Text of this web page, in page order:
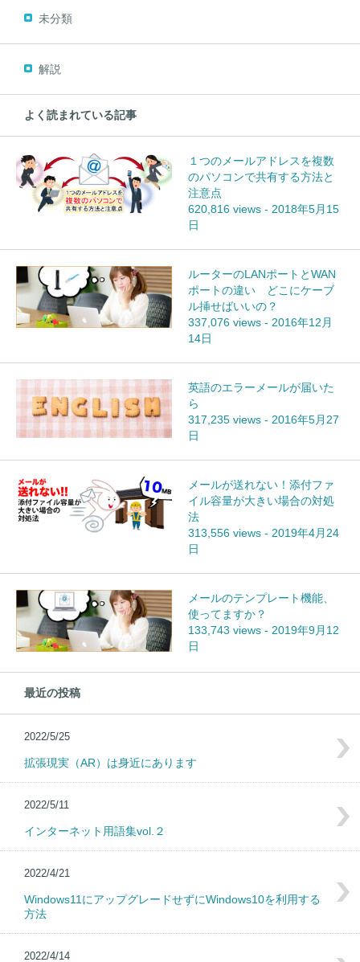
未分類
解説
よく読まれている記事
１つのメールアドレスを複数
のパソコンで共有する方法と
注意点
620,816 views - 2018年5月15
日
ルーターのLANポートとWAN
ポートの違い どこにケーブ
ル挿せばいいの？
337,076 views - 2016年12月
14日
英語のエラーメールが届いた
ら
317,235 views - 2016年5月27
日
メールが送れない！添付ファ
イル容量が大きい場合の対処
法
313,556 views - 2019年4月24
日
メールのテンプレート機能、
使ってますか？
133,743 views - 2019年9月12
日
最近の投稿
2022/5/25
拡張現実（AR）は身近にあります
2022/5/11
インターネット用語集vol.２
2022/4/21
Windows11にアップグレードせずにWindows10を利用する
方法
2022/4/14